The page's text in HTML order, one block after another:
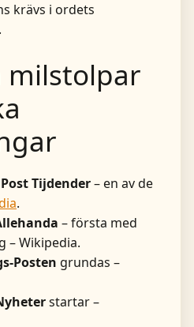
krävs i ordets
milstolpar
Tijdender– en av de
.
– första med
– Wikipedia.
Posten grundas –
startar –